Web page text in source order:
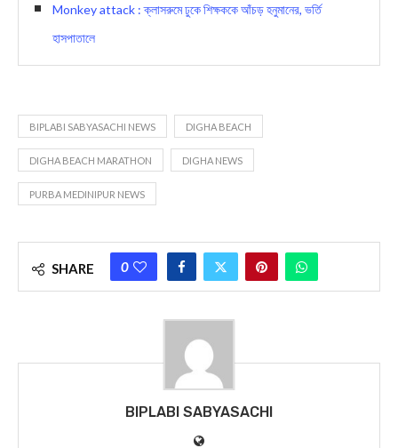
Monkey attack : ক্লাসরুমে ঢুকে শিক্ষককে আঁচড় হনুমানের, ভর্তি
হাসপাতালে
BIPLABI SABYASACHI NEWS DIGHA BEACH
DIGHA BEACH MARATHON DIGHA NEWS
PURBA MEDINIPUR NEWS
SHARE 0
BIPLABI SABYASACHI